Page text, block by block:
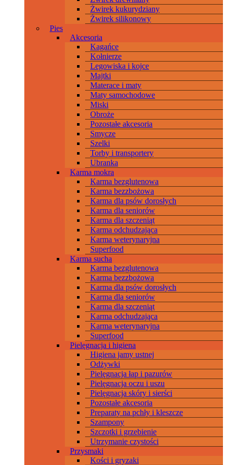
Żwirek kukurydziany
Żwirek silikonowy
Pies
Akcesoria
Kagańce
Kołnierze
Legowiska i kojce
Majtki
Materace i maty
Maty samochodowe
Miski
Obroże
Pozostałe akcesoria
Smycze
Szelki
Torby i transportery
Ubranka
Karma mokra
Karma bezglutenowa
Karma bezzbożowa
Karma dla psów dorosłych
Karma dla seniorów
Karma dla szczeniąt
Karma odchudzająca
Karma weterynaryjna
Superfood
Karma sucha
Karma bezglutenowa
Karma bezzbożowa
Karma dla psów dorosłych
Karma dla seniorów
Karma dla szczeniąt
Karma odchudzająca
Karma weterynaryjna
Superfood
Pielęgnacja i higiena
Higiena jamy ustnej
Odżywki
Pielęgnacja łap i pazurów
Pielęgnacja oczu i uszu
Pielęgnacja skóry i sierści
Pozostałe akcesoria
Preparaty na pchły i kleszcze
Szampony
Szczotki i grzebienie
Utrzymanie czystości
Przysmaki
Kości i gryzaki